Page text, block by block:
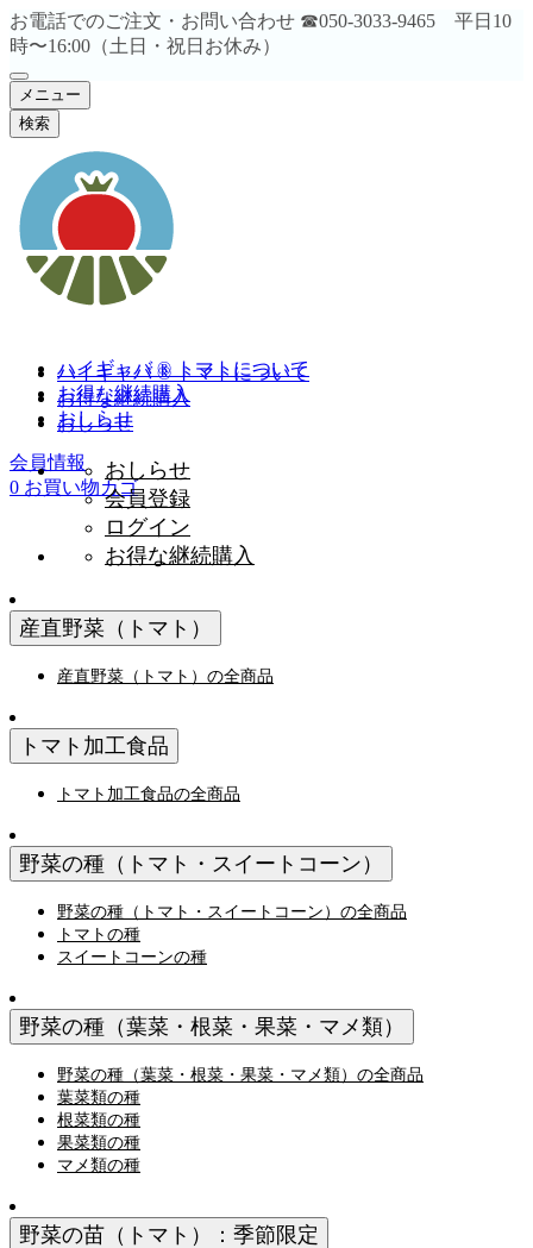
お電話でのご注文・お問い合わせ ☎︎050-3033-9465 平日10
時〜16:00（土日・祝日お休み）
メニュー
検索
ハイギャバ ® トマトについて
お得な継続購入
おしらせ
会員情報
0 お買い物カゴ
ハイギャバ ® トマトについて
お得な継続購入
おしらせ
おしらせ
会員登録
ログイン
お得な継続購入
産直野菜（トマト）
産直野菜（トマト）の全商品
トマト加工食品
トマト加工食品の全商品
野菜の種（トマト・スイートコーン）
野菜の種（トマト・スイートコーン）の全商品
トマトの種
スイートコーンの種
野菜の種（葉菜・根菜・果菜・マメ類）
野菜の種（葉菜・根菜・果菜・マメ類）の全商品
葉菜類の種
根菜類の種
果菜類の種
マメ類の種
野菜の苗（トマト）：季節限定